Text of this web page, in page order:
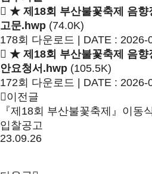
★ 제18회 부산불꽃축제 음향
고문.hwp (74.0K)
178회 다운로드 | DATE : 2026-
★ 제18회 부산불꽃축제 음향
안요청서.hwp (105.5K)
172회 다운로드 | DATE : 2026-
이전글
『제18회 부산불꽃축제』이동
입찰공고
23.09.26